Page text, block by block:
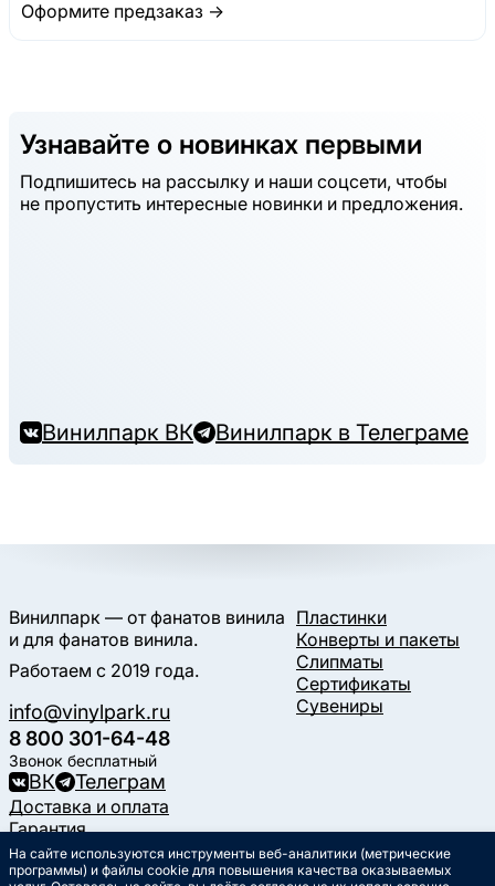
Оформите предзаказ →
Узнавайте о новинках первыми
Подпишитесь на рассылку и наши соцсети, чтобы
не пропустить интересные новинки и предложения.
Винилпарк ВК Винилпарк в Телеграме
Винилпарк — от фанатов винила
и для фанатов винила.
Работаем с 2019 года.
info@vinylpark.ru
8 800 301-64-48
Звонок бесплатный
ВК Телеграм
Пластинки
Конверты и пакеты
Слипматы
Сертификаты
Сувениры
Доставка и оплата
Гарантия
Контакты
Статьи
На сайте используются инструменты веб-аналитики (метрические
программы) и файлы cookie для повышения качества оказываемых